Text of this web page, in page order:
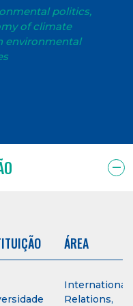
politics,
of climate
environmental
ÁREA
International
Relations,